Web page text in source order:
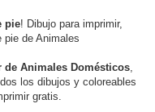
pie! Dibujo para imprimir,
pie de Animales
Animales Domésticos,
los dibujos y coloreables
gratis.